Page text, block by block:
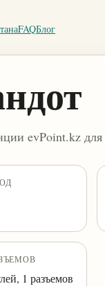
FAQБлог
evPoint.kz
1 разъемов